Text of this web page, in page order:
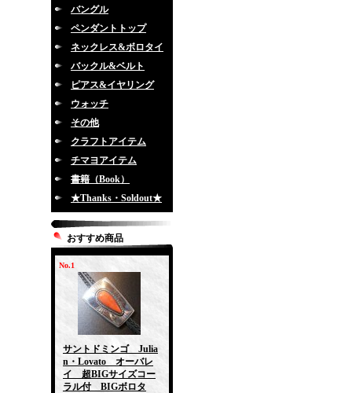
バングル
ペンダントトップ
ネックレス&ボロタイ
バックル&ベルト
ピアス&イヤリング
ウォッチ
その他
クラフトアイテム
チマヨアイテム
書籍（Book）
★Thanks・Soldout★
おすすめ商品
No.1
サントドミンゴ Julia
n・Lovato オーバレ
イ 超BIGサイズコー
ラル付 BIGボロタ